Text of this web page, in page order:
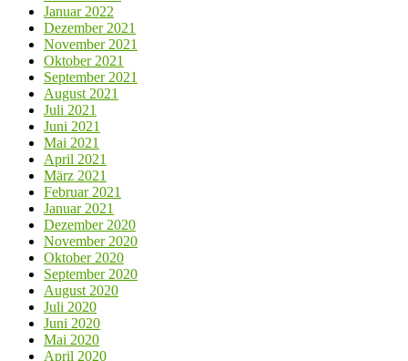
Januar 2022
Dezember 2021
November 2021
Oktober 2021
September 2021
August 2021
Juli 2021
Juni 2021
Mai 2021
April 2021
März 2021
Februar 2021
Januar 2021
Dezember 2020
November 2020
Oktober 2020
September 2020
August 2020
Juli 2020
Juni 2020
Mai 2020
April 2020